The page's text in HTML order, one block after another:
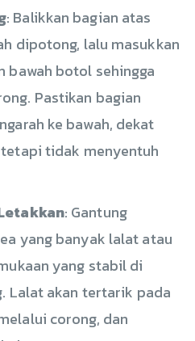
: Balikkan bagian atas
dipotong, lalu masukkan
bawah botol sehingga
Pastikan bagian
ke bawah, dekat
tidak menyentuh
: Gantung
yang banyak lalat atau
yang stabil di
Lalat akan tertarik pada
corong, dan